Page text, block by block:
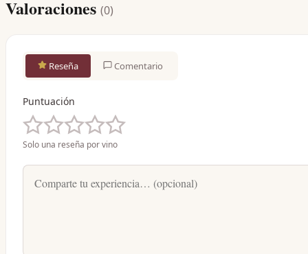
Valoraciones (0)
Reseña Comentario
Puntuación
Solo una reseña por vino